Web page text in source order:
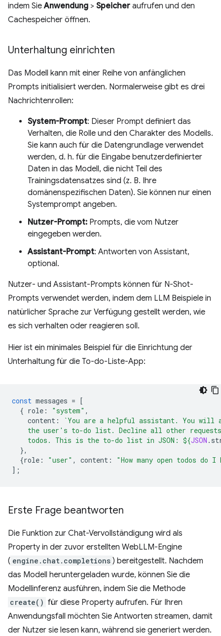
indem SieAnwendung > Speicher aufrufen und den
Cachespeicher öffnen.
Unterhaltung einrichten
Das Modell kann mit einer Reihe von anfänglichen
Prompts initialisiert werden. Normalerweise gibt es drei
Nachrichtenrollen:
System-Prompt: Dieser Prompt definiert das
Verhalten, die Rolle und den Charakter des Modells.
Sie kann auch für die Datengrundlage verwendet
werden, d. h. für die Eingabe benutzerdefinierter
Daten in das Modell, die nicht Teil des
Trainingsdatensatzes sind (z. B. Ihre
domänenspezifischen Daten). Sie können nur einen
Systemprompt angeben.
Nutzer-Prompt: Prompts, die vom Nutzer
eingegeben werden.
Assistant-Prompt: Antworten von Assistant,
optional.
Nutzer- und Assistant-Prompts können für N-Shot-
Prompts verwendet werden, indem dem LLM Beispiele in
natürlicher Sprache zur Verfügung gestellt werden, wie
es sich verhalten oder reagieren soll.
Hier ist ein minimales Beispiel für die Einrichtung der
Unterhaltung für die To-do-Liste-App:
const messages = [
{ role : "system" ,
content :
`You are a helpful assistant. You will
the user's to-do list. Decline all other
    todos. This is the to-do list in JSON:
${JSON .
},
{role : "user" , content :
"How many open todos do I
];
Erste Frage beantworten
Die Funktion zur Chat-Vervollständigung wird als
Property in der zuvor erstellten WebLLM-Engine
( engine.chat.completions ) bereitgestellt. Nachdem
das Modell heruntergeladen wurde, können Sie die
Modellinferenz ausführen, indem Sie die Methode
create() für diese Property aufrufen. Für Ihren
Anwendungsfall möchten Sie Antworten streamen, damit
der Nutzer sie lesen kann, während sie generiert werden.